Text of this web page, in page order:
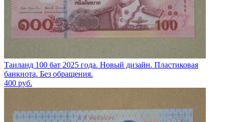
Таиланд 100 бат 2025 года. Новый дизайн. Пластиковая
банкнота. Без обращения.
400 руб.